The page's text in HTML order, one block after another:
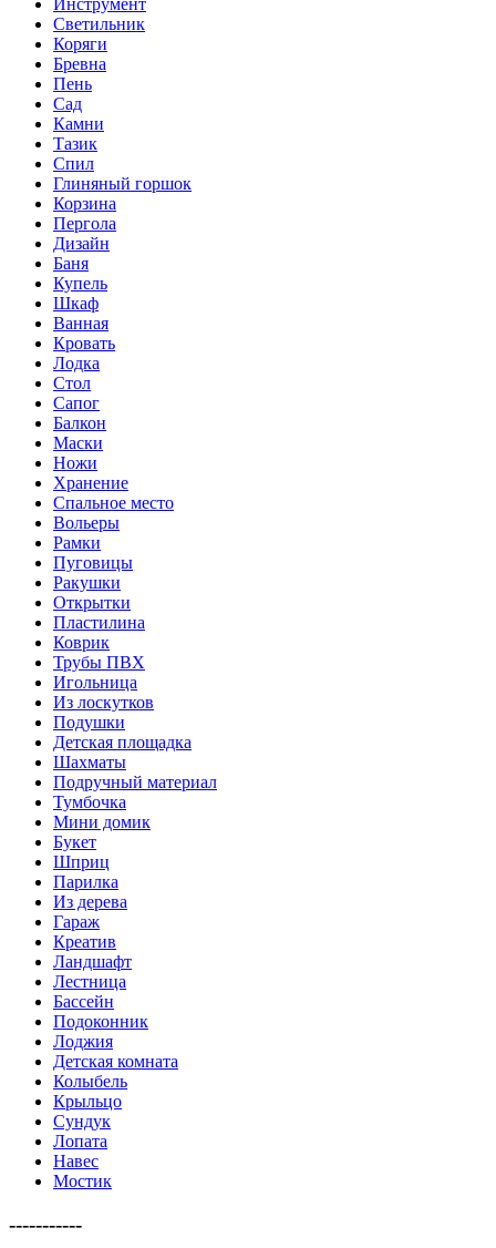
Инструмент
Светильник
Коряги
Бревна
Пень
Сад
Камни
Тазик
Спил
Глиняный горшок
Корзина
Пергола
Дизайн
Баня
Купель
Шкаф
Ванная
Кровать
Лодка
Стол
Сапог
Балкон
Маски
Ножи
Хранение
Спальное место
Вольеры
Рамки
Пуговицы
Ракушки
Открытки
Пластилина
Коврик
Трубы ПВХ
Игольница
Из лоскутков
Подушки
Детская площадка
Шахматы
Подручный материал
Тумбочка
Мини домик
Букет
Шприц
Парилка
Из дерева
Гараж
Креатив
Ландшафт
Лестница
Бассейн
Подоконник
Лоджия
Детская комната
Колыбель
Крыльцо
Сундук
Лопата
Навес
Мостик
-----------